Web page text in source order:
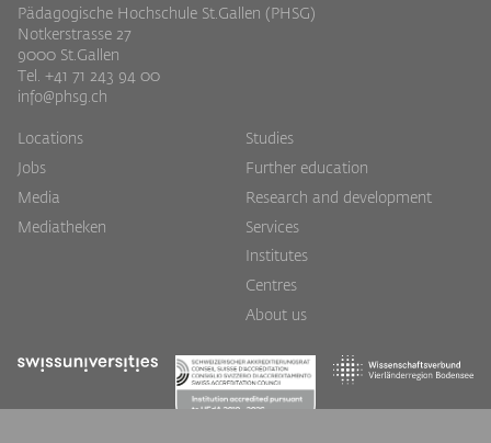
Pädagogische Hochschule St.Gallen (PHSG)
Notkerstrasse 27
9000 St.Gallen
Tel. +41 71 243 94 00
info@phsg.ch
Footer
Links
Locations
Jobs
Media
Mediatheken
Footer
rechts
Studies
Further education
Research and development
Services
Institutes
Centres
About us